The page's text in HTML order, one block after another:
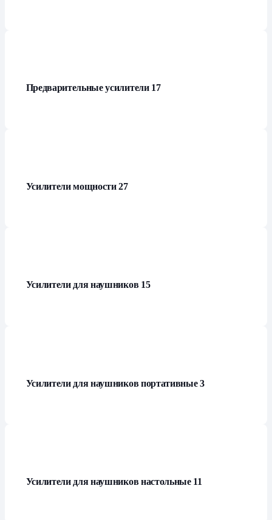
Предварительные усилители 17
Усилители мощности27
Усилители для наушников 15
Усилители для наушников портативные3
Усилители для наушников настольные 11